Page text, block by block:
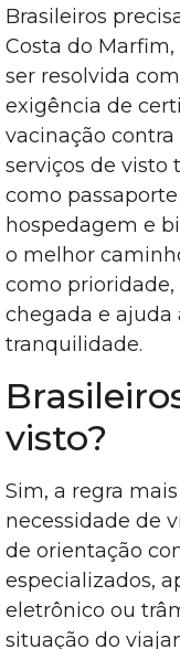
Brasileiros
Costa do
ser resolvida
exigência de
vacinação
serviços de
como
hospedagem e
o melhor
como prioridade,
chegada e
tranquilidade.
visto?
Sim, a regra
necessidade de
de orientação
especializados,
eletrônico ou
situação do